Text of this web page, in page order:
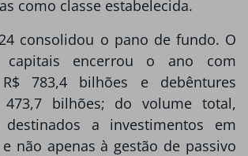
como classe estabelecida.
consolidou o pano de fundo. O
capitais encerrou o ano com
783,4 bilhões e debêntures
473,7 bilhões; do volume total,
destinados a investimentos em
não apenas à gestão de passivo